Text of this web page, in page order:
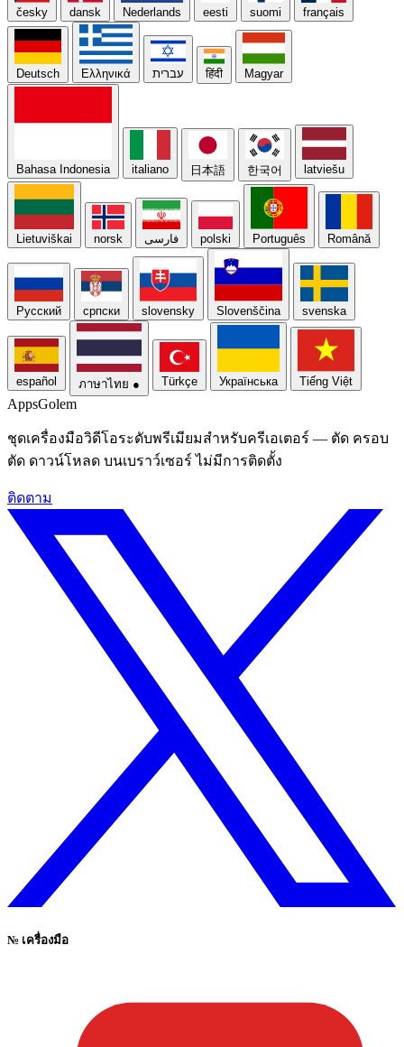
česky dansk Nederlands eesti suomi français
Deutsch Ελληνικά עברית हिंदी Magyar
Bahasa Indonesia italiano 日本語 한국어 latviešu
Lietuviškai norsk فارسی polski Português Română
Русский српски slovensky Slovenščina svenska
español ภาษาไทย ● Türkçe Українська Tiếng Việt
AppsGolem
ชุดเครื่องมือวิดีโอระดับพรีเมียมสําหรับครีเอเตอร์ — ตัด ครอบ
ตัด ดาวน์โหลด บนเบราว์เซอร์ ไม่มีการติดตั้ง
ติดตาม
№ เครื่องมือ